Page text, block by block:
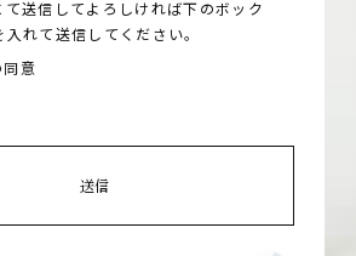
て送信してよろしければ下のボック
れて送信してください。
同意